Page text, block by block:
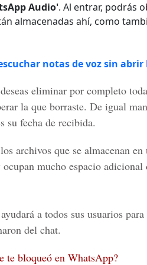
Audio'. Al entrar, podrás
almacenadas ahí, como
notas de voz sin abrir
eliminar por completo
la que borraste. De igual
su fecha de recibida.
archivos que se almacenan
mucho espacio
ayudará a todos sus usuarios
del chat.
te bloqueó en WhatsApp?